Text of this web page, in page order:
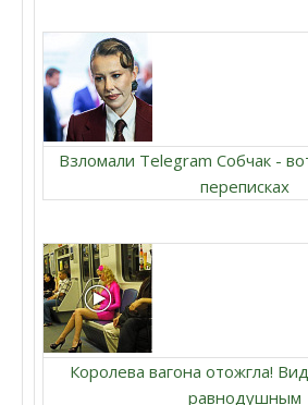
Взломали Telegram Собчак -
переписках
Королева вагона отожгла!
равнодушным